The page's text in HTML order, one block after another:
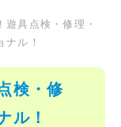
遊具点検・修理・
ル！
検・修
ル！